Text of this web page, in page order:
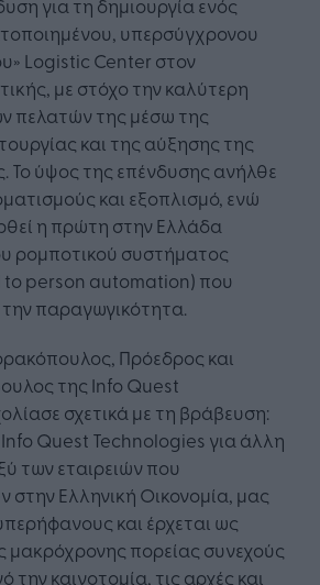
για τη δημιουργία ενός
υπερσύγχρονου
Logistic Center στον
με στόχο την καλύτερη
πελατών της μέσω της
και της αύξησης της
Το ύψος της επένδυσης ανήλθε
και εξοπλισμό, ενώ
η πρώτη στην Ελλάδα
ρομποτικού συστήματος
person automation) που
παραγωγικότητα.
Πρόεδρος και
της Info Quest
σχετικά με τη βράβευση:
Quest Technologies για άλλη
των εταιρειών που
Ελληνική Οικονομία, μας
και έρχεται ως
μακρόχρονης πορείας συνεχούς
την καινοτομία, τις αρχές και